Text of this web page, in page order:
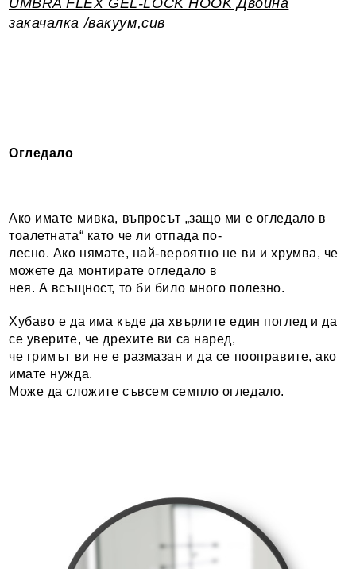
закачалка /вакуум,сив
Огледало
Ако имате мивка, въпросът „защо ми е огледало в
тоалетната“ като че ли отпада по-
лесно. Ако нямате, най-вероятно не ви и хрумва, че
можете да монтирате огледало в
нея. А всъщност, то би било много полезно.
Хубаво е да има къде да хвърлите един поглед и да
се уверите, че дрехите ви са наред,
че гримът ви не е размазан и да се пооправите, ако
имате нужда.
Може да сложите съвсем семпло огледало.